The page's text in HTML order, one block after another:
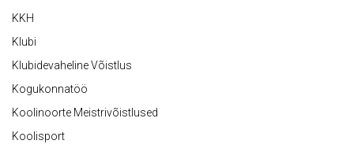
KKH
Klubi
Klubidevaheline Võistlus
Kogukonnatöö
Koolinoorte Meistrivõistlused
Koolisport